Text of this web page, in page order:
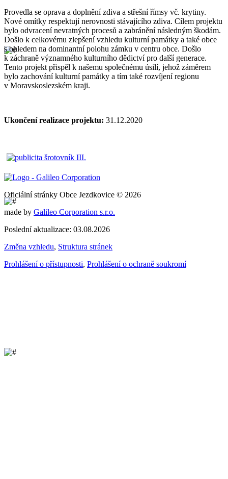
Provedla se oprava a doplnění zdiva a střešní římsy vč. krytiny.
Nové omítky respektují nerovnosti stávajícího zdiva. Cílem projektu
bylo odvracení nevratných procesů a zabránění následným škodám.
Došlo k celkovému zlepšení vzhledu kulturní památky a také obce
s ohledem na dominantní polohu zámku v centru obce. Došlo
k záchraně významného kulturního dědictví pro další generace.
Tento projekt přispěl k našemu společnému úsilí, jehož záměrem
bylo zachování kulturní památky a tím také rozvíjení regionu
v Moravskoslezském kraji.
Ukončení realizace projektu: 31.12.2020
Oficiální stránky Obce Jezdkovice © 2026
made by Galileo Corporation s.r.o.
Poslední aktualizace: 03.08.2026
Změna vzhledu, Struktura stránek
Prohlášení o přístupnosti, Prohlášení o ochraně soukromí